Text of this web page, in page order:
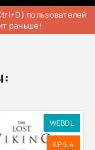
пользователей
раньше!
WEBDL
KP 5.4